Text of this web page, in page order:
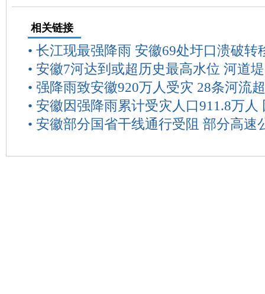
相关链接
• 长江现最强降雨 安徽69处圩口溃破转
• 安徽7河达到或超历史最高水位 河道
• 强降雨致安徽920万人受灾 28条河流
• 安徽因强降雨累计受灾人口911.8万人
• 安徽部分国省干线通行受阻 部分高速